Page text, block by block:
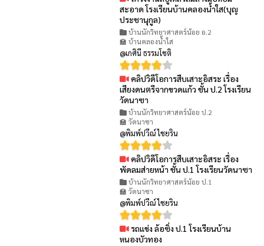
สะอาด โรงเรียนบ้านคลองน้ำใส(บุญ
ประชานุกูล)
บ้านนักวิทยาศาสตร์น้อย อ.2
🏫 บ้านคลองน้ำใส
@เกศินี ธรรมโชติ
คลิปวิดีโอการสืบเสาะอิสระ เรื่อง
เสียงดนตรีจากขวดแก้ว ชั้น ป.2 โรงเรียน
วัดนาซา
บ้านนักวิทยาศาสตร์น้อย ป.2
🏫 วัดนาซา
@พิมพ์ปวีณ์ ไชยริน
คลิปวิดีโอการสืบเสาะอิสระ เรื่อง
พัดลมส่ายหน้า ชั้น ป.1 โรงเรียนวัดนาซา
บ้านนักวิทยาศาสตร์น้อย ป.1
🏫 วัดนาซา
@พิมพ์ปวีณ์ ไชยริน
รถแข่ง ล้อซิ่ง ป.1 โรงเรียนบ้าน
หนองบัวทอง